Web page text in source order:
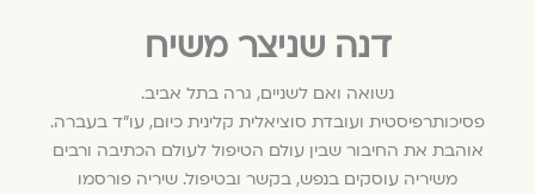
דנה שניצר משיח
נשואה ואם לשניים, גרה בתל אביב.
פסיכותרפיסטית ועובדת סוציאלית קלינית כיום, עו״ד בעברה.
אוהבת את החיבור שבין עולם הטיפול לעולם הכתיבה ורבים
משיריה עוסקים בנפש, בקשר ובטיפול. שיריה פורסמו